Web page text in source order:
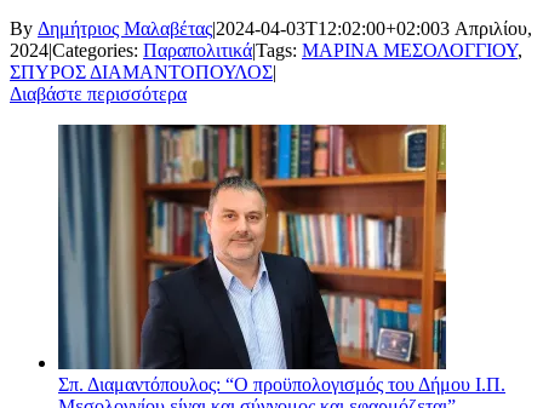
By Δημήτριος Μαλαβέτας|2024-04-03T12:02:00+02:003 Απριλίου,
2024|Categories: Παραπολιτικά|Tags: ΜΑΡΙΝΑ ΜΕΣΟΛΟΓΓΙΟΥ,
ΣΠΥΡΟΣ ΔΙΑΜΑΝΤΟΠΟΥΛΟΣ|
Διαβάστε περισσότερα
Σπ. Διαμαντόπουλος: “Ο προϋπολογισμός του Δήμου Ι.Π.